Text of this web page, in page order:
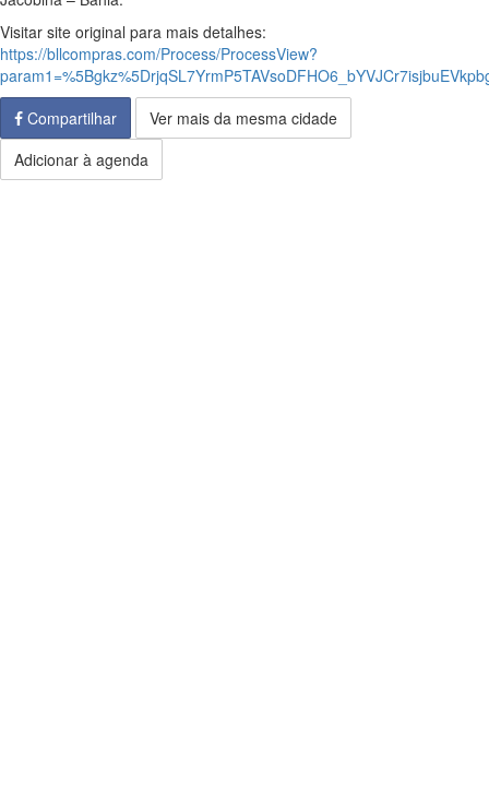
Visitar site original para mais detalhes:
https://bllcompras.com/Process/ProcessView?
Compartilhar
Ver mais da mesma cidade
Adicionar à agenda